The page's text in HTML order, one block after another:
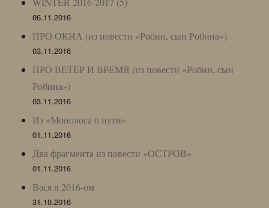
06.11.2016
ПРО ОКНА (из повести «Робин, сын Робина»)
03.11.2016
ПРО ВЕТЕР И ВРЕМЯ (из повести «Робин, сын
Робина»)
03.11.2016
Из «Монолога о пути»
01.11.2016
Два фрагмента из повести «ОСТРОВ»
01.11.2016
Вася в 2016-ом
31.10.2016